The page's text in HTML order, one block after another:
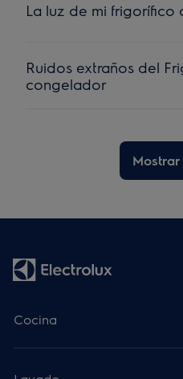
La luz de mi frigorífico
Ruidos extraños del
congelador
Cocina